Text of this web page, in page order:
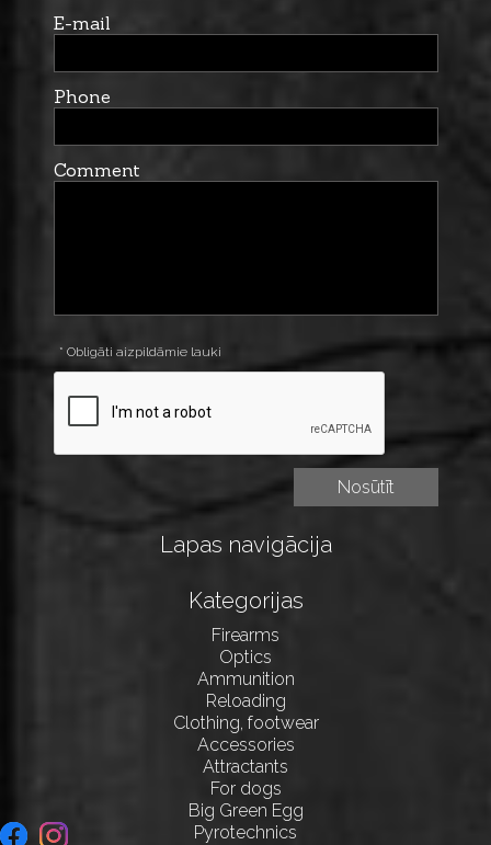
E-mail
Phone
Comment
* Obligāti aizpildāmie lauki
Lapas navigācija
Kategorijas
Firearms
Optics
Ammunition
Reloading
Clothing, footwear
Accessories
Attractants
For dogs
Big Green Egg
Pyrotechnics